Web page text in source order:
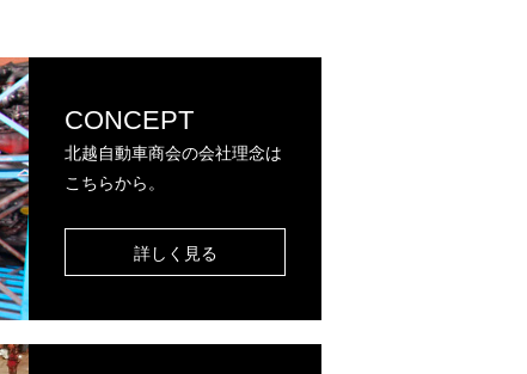
CONCEPT
北越自動車商会の会社理念は
こちらから。
詳しく見る